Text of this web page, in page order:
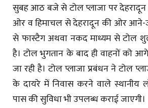
सुबह आठ बजे से टोल प्लाजा पर देहरादून
ओर व हिमाचल से देहरादून की ओर आने-
से फास्टैग अथवा नकद माध्यम से टोल
है। टोल भुगतान के बाद ही वाहनों को
जा रही है। टोल प्लाजा प्रबंधन ने टोल
के दायरे में निवास करने वाले स्थानीय
पास की सुविधा भी उपलब्ध कराई जाएगी।